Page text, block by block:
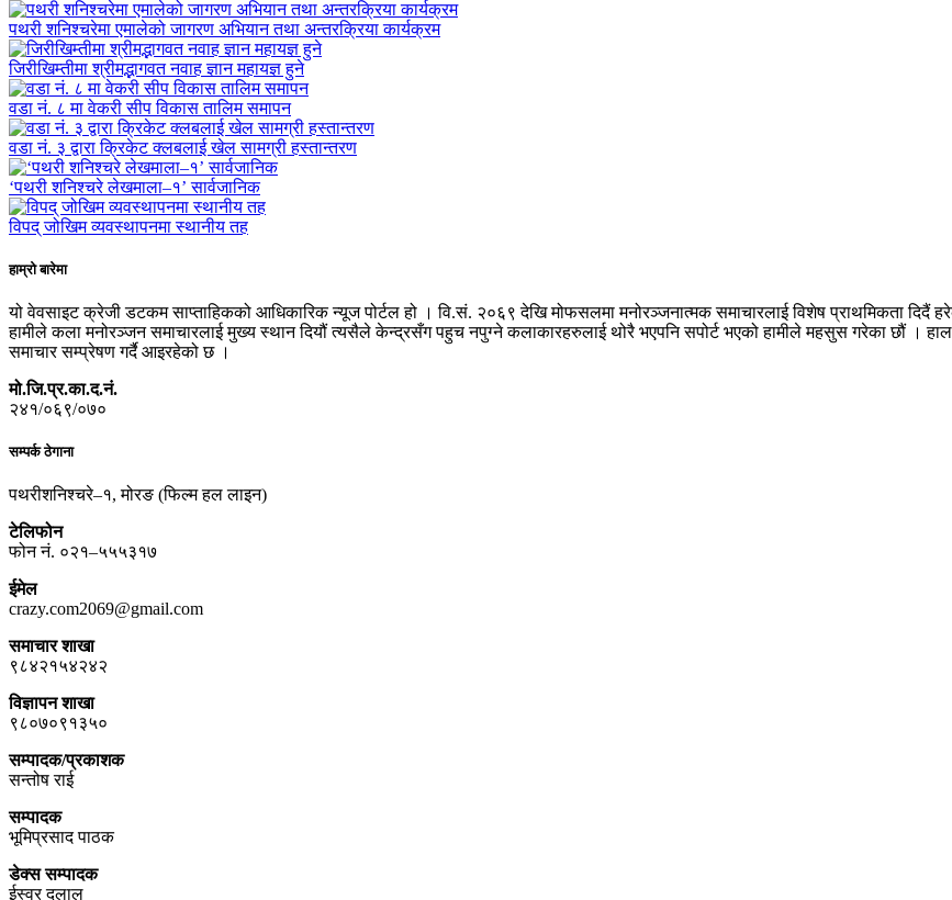
पथरी शनिश्चरेमा एमालेको जागरण अभियान तथा अन्तरक्रिया कार्यक्रम
जिरीखिम्तीमा श्रीमद्भागवत नवाह ज्ञान महायज्ञ हुने
वडा नं. ८ मा वेकरी सीप विकास तालिम समापन
वडा नं. ३ द्वारा क्रिकेट क्लबलाई खेल सामग्री हस्तान्तरण
‘पथरी शनिश्चरे लेखमाला–१’ सार्वजानिक
विपद् जोखिम व्यवस्थापनमा स्थानीय तह
हाम्रो बारेमा
यो वेवसाइट क्रेजी डटकम साप्ताहिकको आधिकारिक न्यूज पोर्टल हो । वि.सं. २०६९ देखि मोफसलमा मनोरञ्जनात्मक समाचारलाई विशेष प्राथमिकता दिदैं
हामीले कला मनोरञ्जन समाचारलाई मुख्य स्थान दियौं त्यसैले केन्द्रसँग पहुच नपुग्ने कलाकारहरुलाई थोरै भएपनि सपोर्ट भएको हामीले महसुस गरेका छौं ।
समाचार सम्प्रेषण गर्दै आइरहेको छ ।
मो.जि.प्र.का.द.नं.
२४१/०६९/०७०
सम्पर्क ठेगाना
पथरीशनिश्चरे–१, मोरङ (फिल्म हल लाइन)
टेलिफोन
फोन नं. ०२१–५५५३१७
ईमेल
crazy.com2069@gmail.com
समाचार शाखा
९८४२१५४२४२
विज्ञापन शाखा
९८०७०९१३५०
सम्पादक/प्रकाशक
सन्तोष राई
सम्पादक
भूमिप्रसाद पाठक
डेक्स सम्पादक
ईस्वर दुलाल